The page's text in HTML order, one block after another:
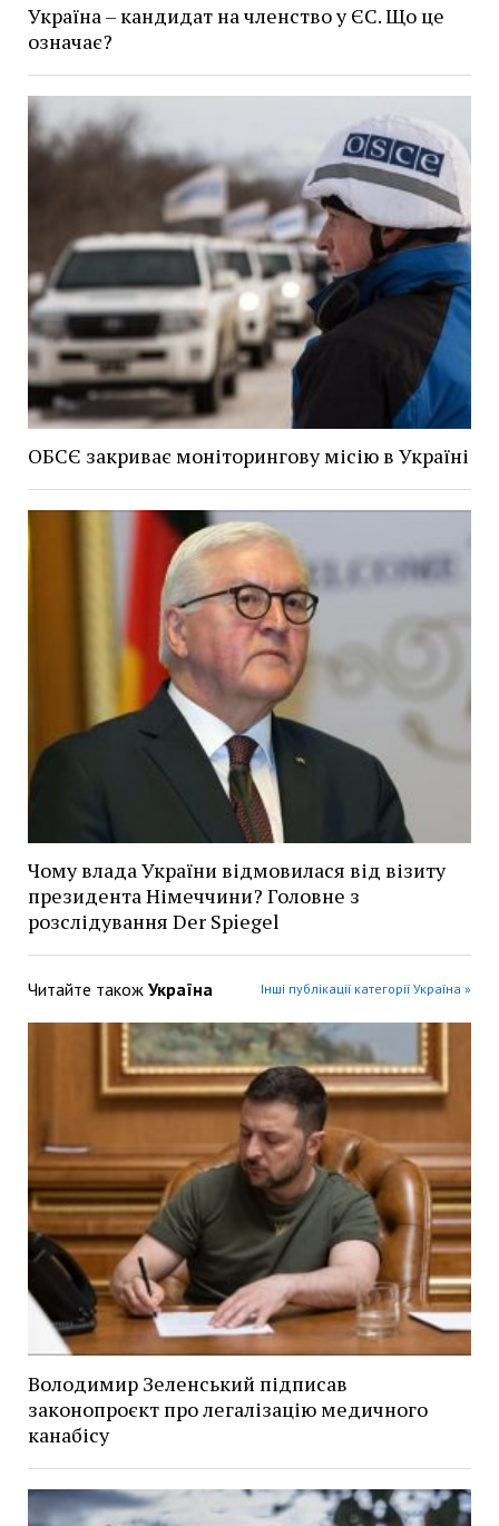
Україна – кандидат на членство у ЄС. Що це
означає?
ОБСЄ закриває моніторингову місію в Україні
Чому влада України відмовилася від візиту
президента Німеччини? Головне з
розслідування Der Spiegel
Читайте також Україна Інші публікації категорії Україна »
Володимир Зеленський підписав
законопроєкт про легалізацію медичного
канабісу